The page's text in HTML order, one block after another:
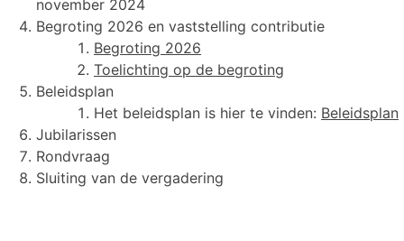
november 2024
Begroting 2026 en vaststelling contributie
Begroting 2026
Toelichting op de begroting
Beleidsplan
Het beleidsplan is hier te vinden: Beleidsplan
Jubilarissen
Rondvraag
Sluiting van de vergadering